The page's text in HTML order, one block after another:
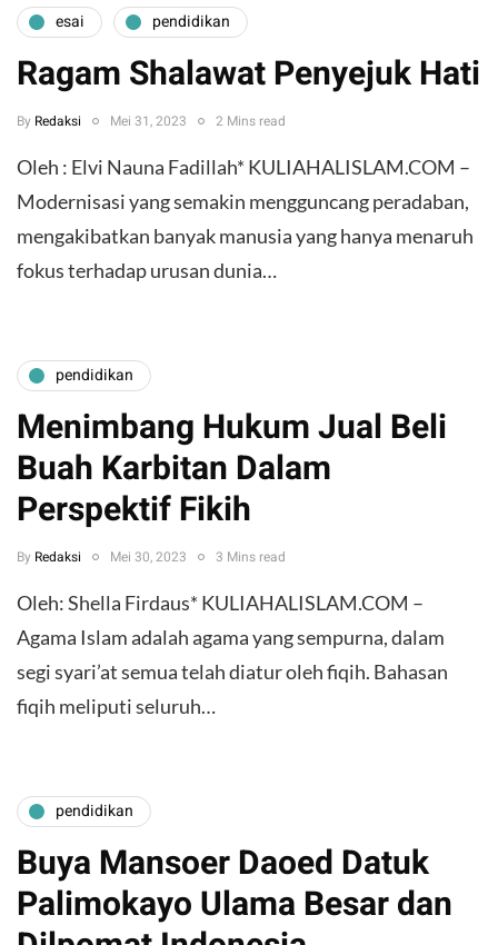
esai pendidikan
Ragam Shalawat Penyejuk Hati
By Redaksi Mei 31, 2023 2 Mins read
Oleh : Elvi Nauna Fadillah* KULIAHALISLAM.COM –
Modernisasi yang semakin mengguncang peradaban,
mengakibatkan banyak manusia yang hanya menaruh
fokus terhadap urusan dunia…
pendidikan
Menimbang Hukum Jual Beli
Buah Karbitan Dalam
Perspektif Fikih
By Redaksi Mei 30, 2023 3 Mins read
Oleh: Shella Firdaus* KULIAHALISLAM.COM –
Agama Islam adalah agama yang sempurna, dalam
segi syari’at semua telah diatur oleh fiqih. Bahasan
fiqih meliputi seluruh…
pendidikan
Buya Mansoer Daoed Datuk
Palimokayo Ulama Besar dan